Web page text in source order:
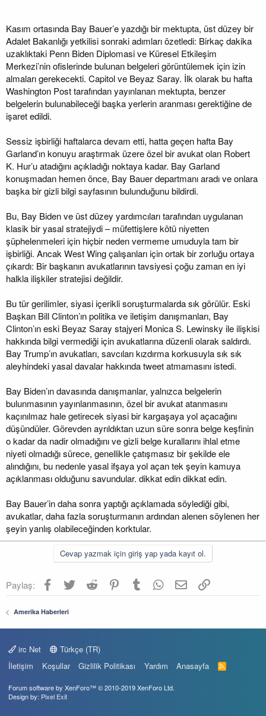
Kasım ortasında Bay Bauer’e yazdığı bir mektupta, üst düzey bir
Adalet Bakanlığı yetkilisi sonraki adımları özetledi: Birkaç dakika
uzaklıktaki Penn Biden Diplomasi ve Küresel Etkileşim
Merkezi’nin ofislerinde bulunan belgeleri görüntülemek için izin
almaları gerekecekti. Capitol ve Beyaz Saray. İlk olarak bu hafta
Washington Post tarafından yayınlanan mektupta, benzer
belgelerin bulunabileceği başka yerlerin aranması gerektiğine de
işaret edildi.
Sessiz işbirliği haftalarca devam etti, hatta geçen hafta Bay
Garland’ın konuyu araştırmak üzere özel bir avukat olan Robert
K. Hur’u atadığını açıkladığı noktaya kadar. Bay Garland
konuşmadan hemen önce, Bay Bauer departmanı aradı ve onlara
başka bir gizli bilgi sayfasının bulunduğunu bildirdi.
Bu, Bay Biden ve üst düzey yardımcıları tarafından uygulanan
klasik bir yasal stratejiydi – müfettişlere kötü niyetten
şüphelenmeleri için hiçbir neden vermeme umuduyla tam bir
işbirliği. Ancak West Wing çalışanları için ortak bir zorluğu ortaya
çıkardı: Bir başkanın avukatlarının tavsiyesi çoğu zaman en iyi
halkla ilişkiler stratejisi değildir.
Bu tür gerilimler, siyasi içerikli soruşturmalarda sık görülür. Eski
Başkan Bill Clinton’ın politika ve iletişim danışmanları, Bay
Clinton’ın eski Beyaz Saray stajyeri Monica S. Lewinsky ile ilişkisi
hakkında bilgi vermediği için avukatlarına düzenli olarak saldırdı.
Bay Trump’ın avukatları, savcıları kızdırma korkusuyla sık sık
aleyhindeki yasal davalar hakkında tweet atmamasını istedi.
Bay Biden’ın davasında danışmanlar, yalnızca belgelerin
bulunmasının yayınlanmasının, özel bir avukat atanmasını
kaçınılmaz hale getirecek siyasi bir kargaşaya yol açacağını
düşündüler. Görevden ayrıldıktan uzun süre sonra belge keşfinin
o kadar da nadir olmadığını ve gizli belge kurallarını ihlal etme
niyeti olmadığı sürece, genellikle çatışmasız bir şekilde ele
alındığını, bu nedenle yasal ifşaya yol açan tek şeyin kamuya
açıklanması olduğunu savundular. dikkat edin dikkat edin.
Bay Bauer’in daha sonra yaptığı açıklamada söylediği gibi,
avukatlar, daha fazla soruşturmanın ardından alenen söylenen her
şeyin yanlış olabileceğinden korktular.
Cevap yazmak için giriş yap yada kayıt ol.
Paylaş: Facebook
TwitterReddit PinterestTumblr WhatsApp
E-postaLink
Amerika Haberleri
irc Net
Türkçe (TR)
İletişim
Koşullar Gizlilik Politikası Yardım Anasayfa
R
S
Forum software by XenForo™© 2010-2019 XenForo Ltd.
Design by: Pixel Exit